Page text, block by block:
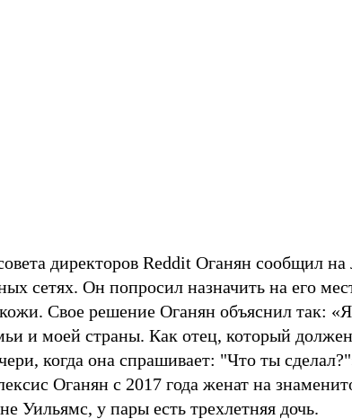
директоров Reddit Оганян сообщил
сетях. Он попросил назначить на его
Свое решение Оганян объяснил так:
и моей страны. Как отец, который
когда она спрашивает: "Что ты
Оганян с 2017 года женат на
Уильямс, у пары есть трехлетняя дочь.